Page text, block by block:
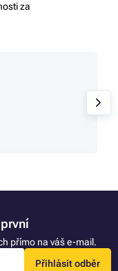
za
přímo na váš e-mail.
Přihlásit odběr